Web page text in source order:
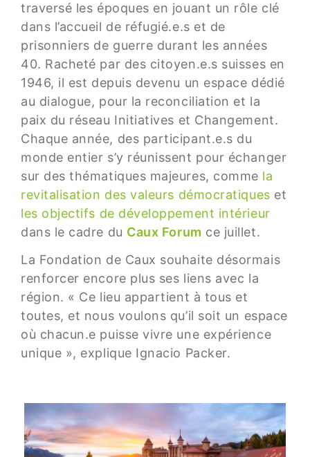
traversé les époques en jouant un rôle clé
dans l’accueil de réfugié.e.s et de
prisonniers de guerre durant les années
40. Racheté par des citoyen.e.s suisses en
1946, il est depuis devenu un espace dédié
au dialogue, pour la reconciliation et la
paix du réseau Initiatives et Changement.
Chaque année, des participant.e.s du
monde entier s’y réunissent pour échanger
sur des thématiques majeures, comme la
revitalisation des valeurs démocratiques et
les objectifs de développement intérieur
dans le cadre du Caux Forum ce juillet.
La Fondation de Caux souhaite désormais
renforcer encore plus ses liens avec la
région. « Ce lieu appartient à tous et
toutes, et nous voulons qu’il soit un espace
où chacun.e puisse vivre une expérience
unique », explique Ignacio Packer.